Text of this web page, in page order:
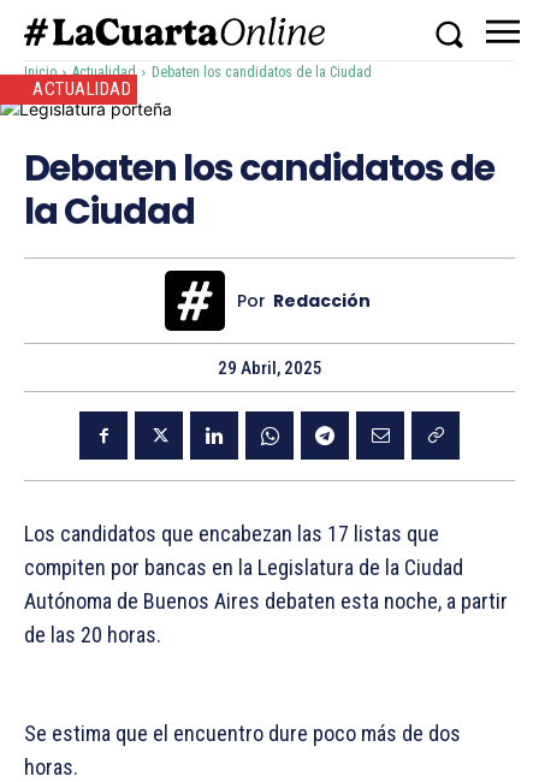
Inicio Actualidad Debaten los candidatos de la Ciudad
ACTUALIDAD
Debaten los candidatos de
la Ciudad
Por Redacción
29 Abril, 2025
Los candidatos que encabezan las 17 listas que
compiten por bancas en la Legislatura de la Ciudad
Autónoma de Buenos Aires debaten esta noche, a partir
de las 20 horas.
Se estima que el encuentro dure poco más de dos
horas.